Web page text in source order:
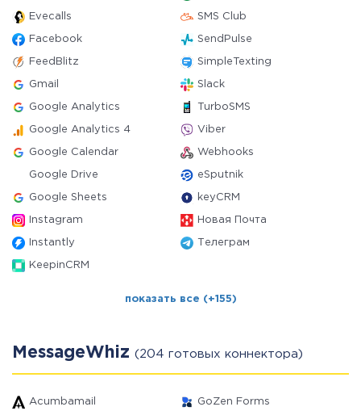
Evecalls SMS Club
Facebook SendPulse
FeedBlitz SimpleTexting
Gmail Slack
Google Analytics TurboSMS
Google Analytics 4 Viber
Google Calendar Webhooks
Google Drive eSputnik
Google Sheets keyCRM
Instagram Новая Почта
Instantly Телеграм
KeepinCRM
показать все (+155)
MessageWhiz (204 готовых коннектора)
Acumbamail GoZen Forms